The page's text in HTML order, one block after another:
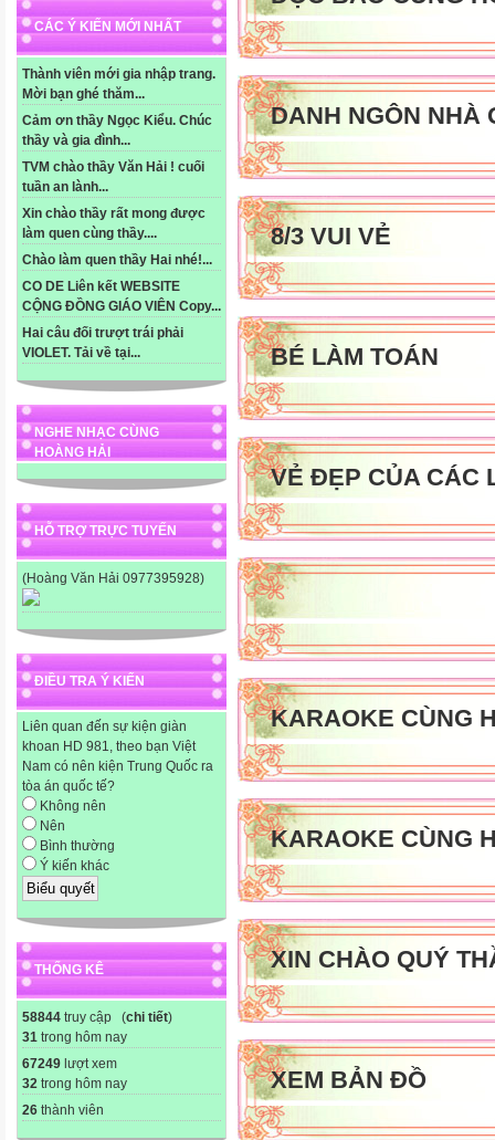
CÁC Ý KIẾN MỚI NHẤT
Thành viên mới gia nhập trang.
Mời bạn ghé thăm...
Cảm ơn thầy Ngọc Kiểu. Chúc
thầy và gia đình...
TVM chào thầy Văn Hải ! cuối
tuần an lành...
Xin chào thầy rất mong được
làm quen cùng thầy....
Chào làm quen thầy Hai nhé!...
CO DE Liên kết WEBSITE
CỘNG ĐỒNG GIÁO VIÊN Copy...
Hai câu đối trượt trái phải
VIOLET. Tải về tại...
NGHE NHẠC CÙNG
HOÀNG HẢI
HỖ TRỢ TRỰC TUYẾN
(Hoàng Văn Hải 0977395928)
ĐIỀU TRA Ý KIẾN
Liên quan đến sự kiện giàn
khoan HD 981, theo bạn Việt
Nam có nên kiện Trung Quốc ra
tòa án quốc tế?
Không nên
Nên
Bình thường
Ý kiến khác
THỐNG KÊ
58844 truy cập (chi tiết)
31 trong hôm nay
67249 lượt xem
32 trong hôm nay
26 thành viên
DANH NGÔN NHÀ
8/3 VUI VẺ
BÉ LÀM TOÁN
VẺ ĐẸP CỦA CÁC
KARAOKE CÙNG
KARAOKE CÙNG
XIN CHÀO QUÝ
XEM BẢN ĐỒ